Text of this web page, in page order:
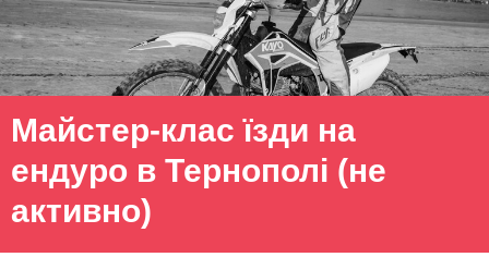
Майстер-клас їзди на
ендуро в Тернополі (не
активно)